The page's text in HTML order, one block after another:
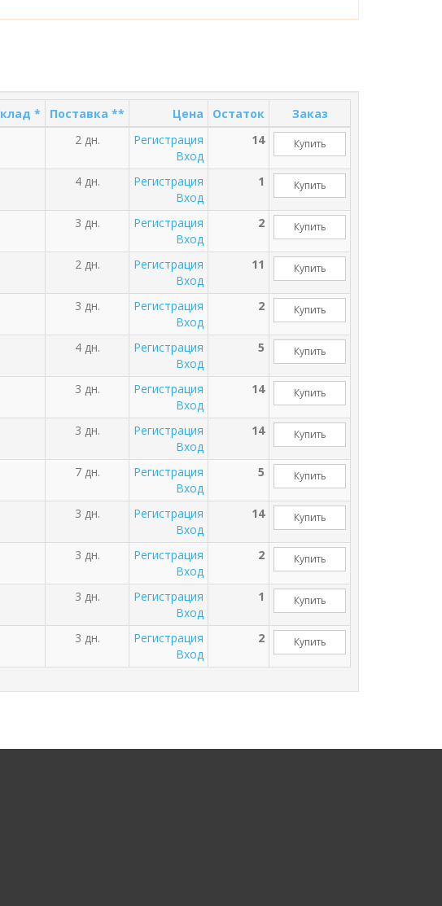
* Поставка ** Цена Остаток
Заказ
2 дн.
Регистрация
Вход
14 Купить
4 дн.
Регистрация
Вход
1 Купить
3 дн.
Регистрация
Вход
2 Купить
2 дн.
Регистрация
Вход
11 Купить
3 дн.
Регистрация
Вход
2 Купить
4 дн.
Регистрация
Вход
5 Купить
3 дн.
Регистрация
Вход
14 Купить
3 дн.
Регистрация
Вход
14 Купить
7 дн.
Регистрация
Вход
5 Купить
3 дн.
Регистрация
Вход
14 Купить
3 дн.
Регистрация
Вход
2 Купить
3 дн.
Регистрация
Вход
1 Купить
3 дн.
Регистрация
Вход
2 Купить